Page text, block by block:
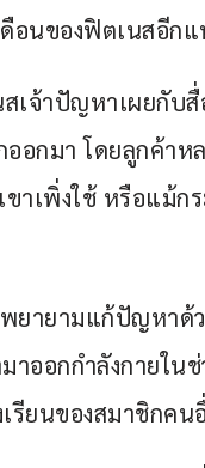
อนของฟิตเนสอีกแ
เจ้าปัญหาเผยกับ
อกมา โดยลูกค้า
าเพิ่งใช้ หรือแม้ก
ายามแก้ปัญหาด้ว
าออกกำลังกายใ
รียนของสมาชิกคน